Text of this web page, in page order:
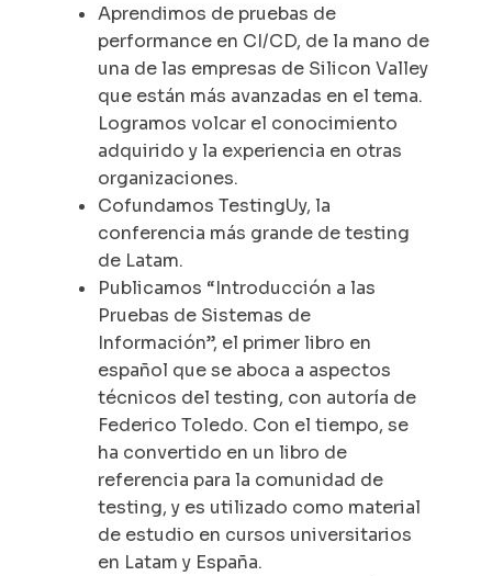
Aprendimos de pruebas de
performance en CI/CD, de la mano de
una de las empresas de Silicon Valley
que están más avanzadas en el tema.
Logramos volcar el conocimiento
adquirido y la experiencia en otras
organizaciones.
Cofundamos TestingUy, la
conferencia más grande de testing
de Latam.
Publicamos “Introducción a las
Pruebas de Sistemas de
Información”, el primer libro en
español que se aboca a aspectos
técnicos del testing, con autoría de
Federico Toledo. Con el tiempo, se
ha convertido en un libro de
referencia para la comunidad de
testing, y es utilizado como material
de estudio en cursos universitarios
en Latam y España.